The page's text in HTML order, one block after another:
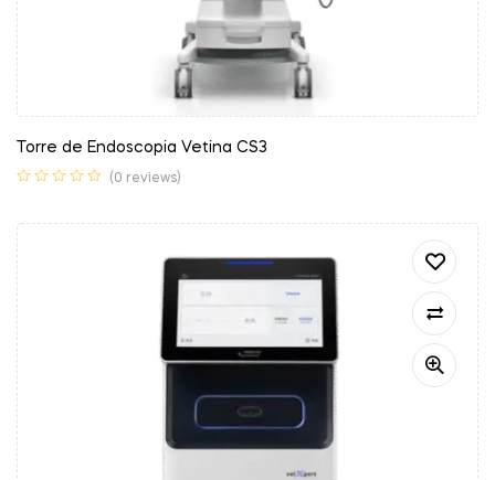
Torre de Endoscopia Vetina CS3
(0 reviews)